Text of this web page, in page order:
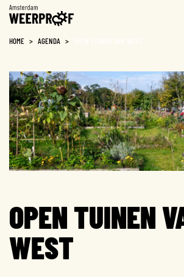
Weerproof
HOME > AGENDA >
OPEN TUINEN
WEST